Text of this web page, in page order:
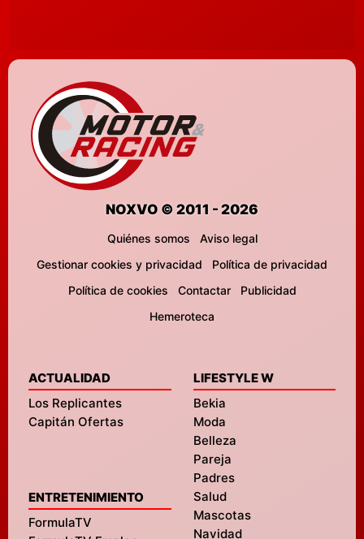
NOXVO © 2011 - 2026
Quiénes somos
Aviso legal
Gestionar cookies y privacidad
Política de privacidad
Política de cookies
Contactar
Publicidad
Hemeroteca
ACTUALIDAD
Los Replicantes
Capitán Ofertas
ENTRETENIMIENTO
FormulaTV
LIFESTYLE W
Bekia
Moda
Belleza
Pareja
Padres
Salud
Mascotas
Navidad